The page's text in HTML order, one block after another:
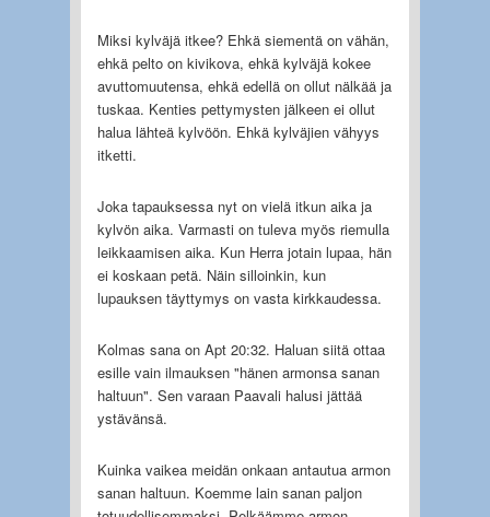
Miksi kylväjä itkee? Ehkä siementä on vähän,
ehkä pelto on kivikova, ehkä kylväjä kokee
avuttomuutensa, ehkä edellä on ollut nälkää ja
tuskaa. Kenties pettymysten jälkeen ei ollut
halua lähteä kylvöön. Ehkä kylväjien vähyys
itketti.
Joka tapauksessa nyt on vielä itkun aika ja
kylvön aika. Varmasti on tuleva myös riemulla
leikkaamisen aika. Kun Herra jotain lupaa, hän
ei koskaan petä. Näin silloinkin, kun
lupauksen täyttymys on vasta kirkkaudessa.
Kolmas sana on Apt 20:32. Haluan siitä ottaa
esille vain ilmauksen "hänen armonsa sanan
haltuun". Sen varaan Paavali halusi jättää
ystävänsä.
Kuinka vaikea meidän onkaan antautua armon
sanan haltuun. Koemme lain sanan paljon